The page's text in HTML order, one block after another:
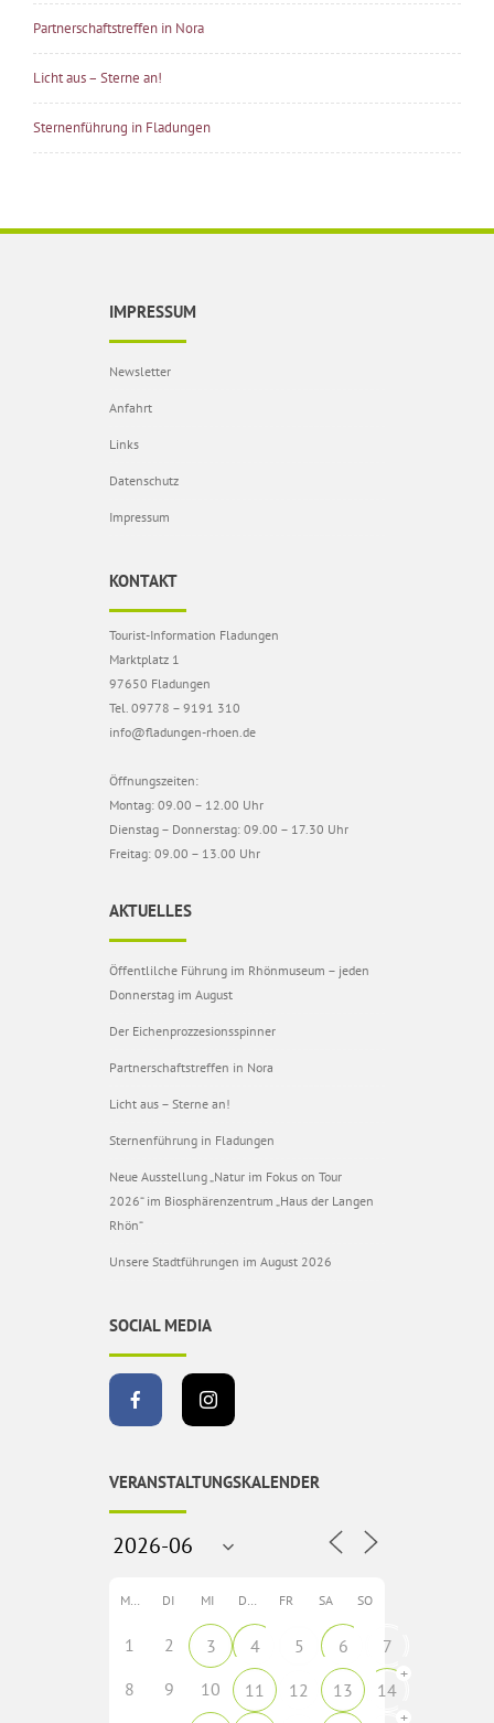
Partnerschaftstreffen in Nora
Licht aus – Sterne an!
Sternenführung in Fladungen
IMPRESSUM
Newsletter
Anfahrt
Links
Datenschutz
Impressum
KONTAKT
Tourist-Information Fladungen
Marktplatz 1
97650 Fladungen
Tel. 09778 – 9191 310
info@fladungen-rhoen.de
Öffnungszeiten:
Montag: 09.00 – 12.00 Uhr
Dienstag – Donnerstag: 09.00 – 17.30 Uhr
Freitag: 09.00 – 13.00 Uhr
AKTUELLES
Öffentlilche Führung im Rhönmuseum – jeden
Donnerstag im August
Der Eichenprozzesionsspinner
Partnerschaftstreffen in Nora
Licht aus – Sterne an!
Sternenführung in Fladungen
Neue Ausstellung „Natur im Fokus on Tour
2026“ im Biosphärenzentrum „Haus der Langen
Rhön“
Unsere Stadtführungen im August 2026
SOCIAL MEDIA
VERANSTALTUNGSKALENDER
MO DI MI DO FR SA SO
1 2 3 4 5 6
7
8
9 10 11 12 13 14
+
+